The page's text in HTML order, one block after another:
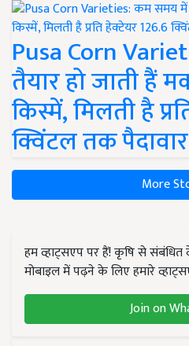
Pusa Corn
तैयार हो जाती हैं
किस्में, मिलती है
क्विंटल तक
More
हम व्हाट्सएप पर हैं! कृषि से
मोबाइल में पढ़ने के लिए हमारे
Join on